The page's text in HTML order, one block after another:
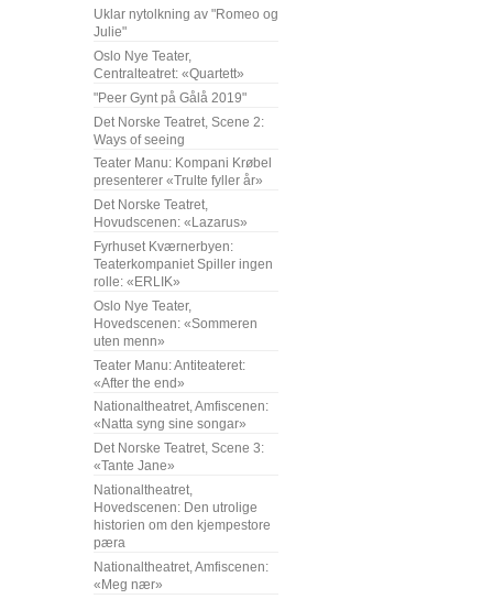
Uklar nytolkning av "Romeo og
Julie"
Oslo Nye Teater,
Centralteatret: «Quartett»
"Peer Gynt på Gålå 2019"
Det Norske Teatret, Scene 2:
Ways of seeing
Teater Manu: Kompani Krøbel
presenterer «Trulte fyller år»
Det Norske Teatret,
Hovudscenen: «Lazarus»
Fyrhuset Kværnerbyen:
Teaterkompaniet Spiller ingen
rolle: «ERLIK»
Oslo Nye Teater,
Hovedscenen: «Sommeren
uten menn»
Teater Manu: Antiteateret:
«After the end»
Nationaltheatret, Amfiscenen:
«Natta syng sine songar»
Det Norske Teatret, Scene 3:
«Tante Jane»
Nationaltheatret,
Hovedscenen: Den utrolige
historien om den kjempestore
pæra
Nationaltheatret, Amfiscenen:
«Meg nær»